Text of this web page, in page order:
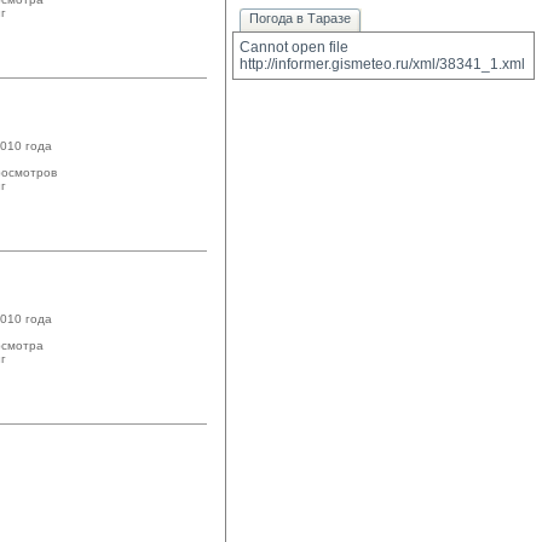
года
года
Погода в Таразе
Cannot open file
http://informer.gismeteo.ru/xml/38341_1.xml